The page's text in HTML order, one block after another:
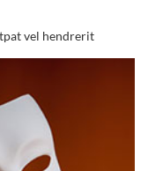
vel hendrerit